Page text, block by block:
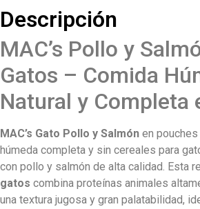
Descripción
MAC’s Pollo y
Gatos – Comida
Natural y Completa
MAC’s Gato Pollo y Salmón en
húmeda completa y sin cereales para
con pollo y salmón de alta calidad. Esta
gatos combina proteínas animales
una textura jugosa y gran palatabilidad,